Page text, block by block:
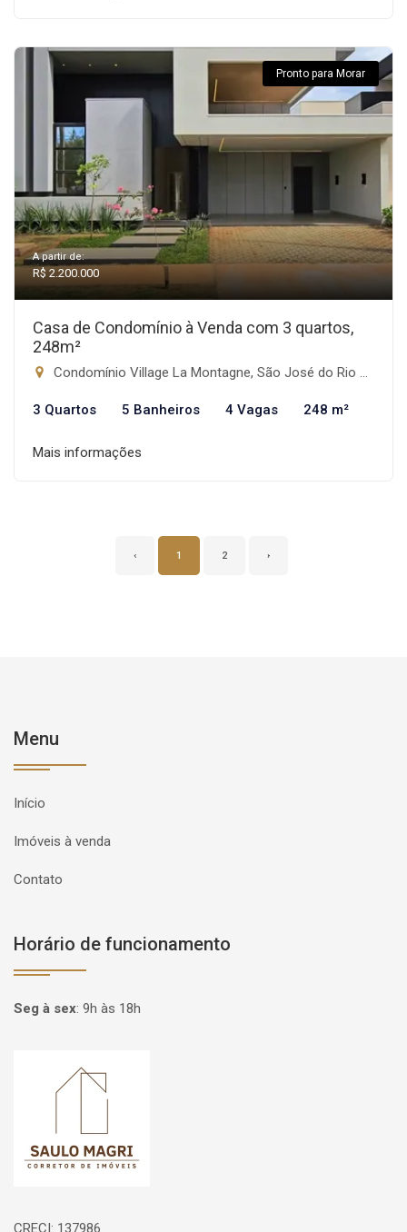
Pronto para Morar
A partir de:
R$ 2.200.000
Casa de Condomínio à Venda com 3 quartos,
248m²
Condomínio Village La Montagne, São José do Rio Preto-SP
3 Quartos 5 Banheiros 4 Vagas 248 m²
Mais informações
‹ 1 2 ›
Menu
Início
Imóveis à venda
Contato
Horário de funcionamento
Seg à sex: 9h às 18h
Página inicial
CRECI: 137986